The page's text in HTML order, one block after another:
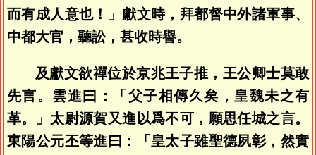
而有成人意也！」獻文時，拜都督中外諸軍事、
中都大官，聽訟，甚收時譽。
及獻文欲禪位於京兆王子推，王公卿士莫敢
先言。雲進曰：「父子相傳久矣，皇魏未之有
革。」太尉源賀又進以爲不可，願思任城之言。
東陽公元丕等進曰：「皇太子雖聖德夙彰，然實